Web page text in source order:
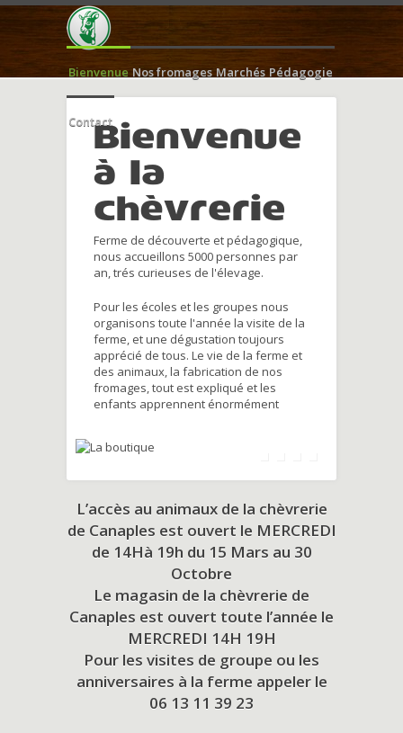
Bienvenue Nos fromages Marchés Pédagogie
ContactBienvenue
à la
chèvrerie
Ferme de découverte et pédagogique,
nous accueillons 5000 personnes par
an, trés curieuses de l'élevage.
Pour les écoles et les groupes nous
organisons toute l'année la visite de la
ferme, et une dégustation toujours
apprécié de tous. Le vie de la ferme et
des animaux, la fabrication de nos
fromages, tout est expliqué et les
enfants apprennent énormément
L’accès au animaux de la chèvrerie
de Canaples est ouvert le MERCREDI
de 14Hà 19h du 15 Mars au 30
Octobre
Le magasin de la chèvrerie de
Canaples est ouvert toute l’année le
MERCREDI 14H 19H
Pour les visites de groupe ou les
anniversaires à la ferme appeler le
06 13 11 39 23